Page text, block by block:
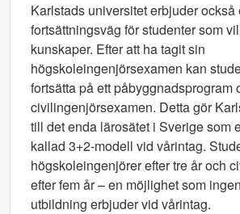
Karlstads universitet erbjuder också
fortsättningsväg för studenter som
kunskaper. Efter att ha tagit sin
högskoleingenjörsexamen kan
fortsätta på ett påbyggnadsprogram
civilingenjörsexamen. Detta gör
till det enda lärosätet i Sverige som
kallad 3+2-modell vid vårintag.
högskoleingenjörer efter tre år och
efter fem år – en möjlighet som
utbildning erbjuder vid vårintag.